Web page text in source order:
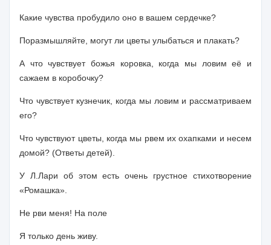
Какие чувства пробудило оно в вашем сердечке?
Поразмышляйте, могут ли цветы улыбаться и плакать?
А что чувствует божья коровка, когда мы ловим её и
сажаем в ко­робочку?
Что чувствует кузнечик, когда мы ловим и рассматриваем
его?
Что чувствуют цветы, когда мы рвем их охапками и несем
домой? (Ответы детей).
У Л.Лари об этом есть очень грустное стихотворение
«Ромашка».
Не рви меня! На поле
Я только день живу.